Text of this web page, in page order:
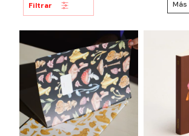
Filtrar